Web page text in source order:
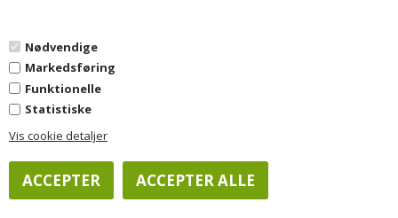
Nødvendige
Markedsføring
Funktionelle
Statistiske
Vis cookie detaljer
Forside»Kontorartikler
Multifunktions etiketter